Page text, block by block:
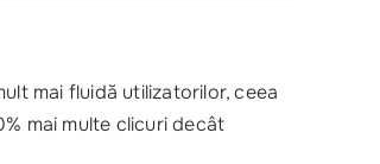
mai fluidă utilizatorilor, ceea
mai multe clicuri decât